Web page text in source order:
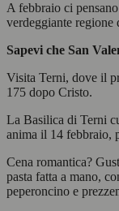
A febbraio ci
verdeggiante regione
Sapevi che San
Visita Terni, dove il
175 dopo Cristo.
La Basilica di Terni
anima il 14 febbraio,
Cena romantica?
pasta fatta a mano,
peperoncino e